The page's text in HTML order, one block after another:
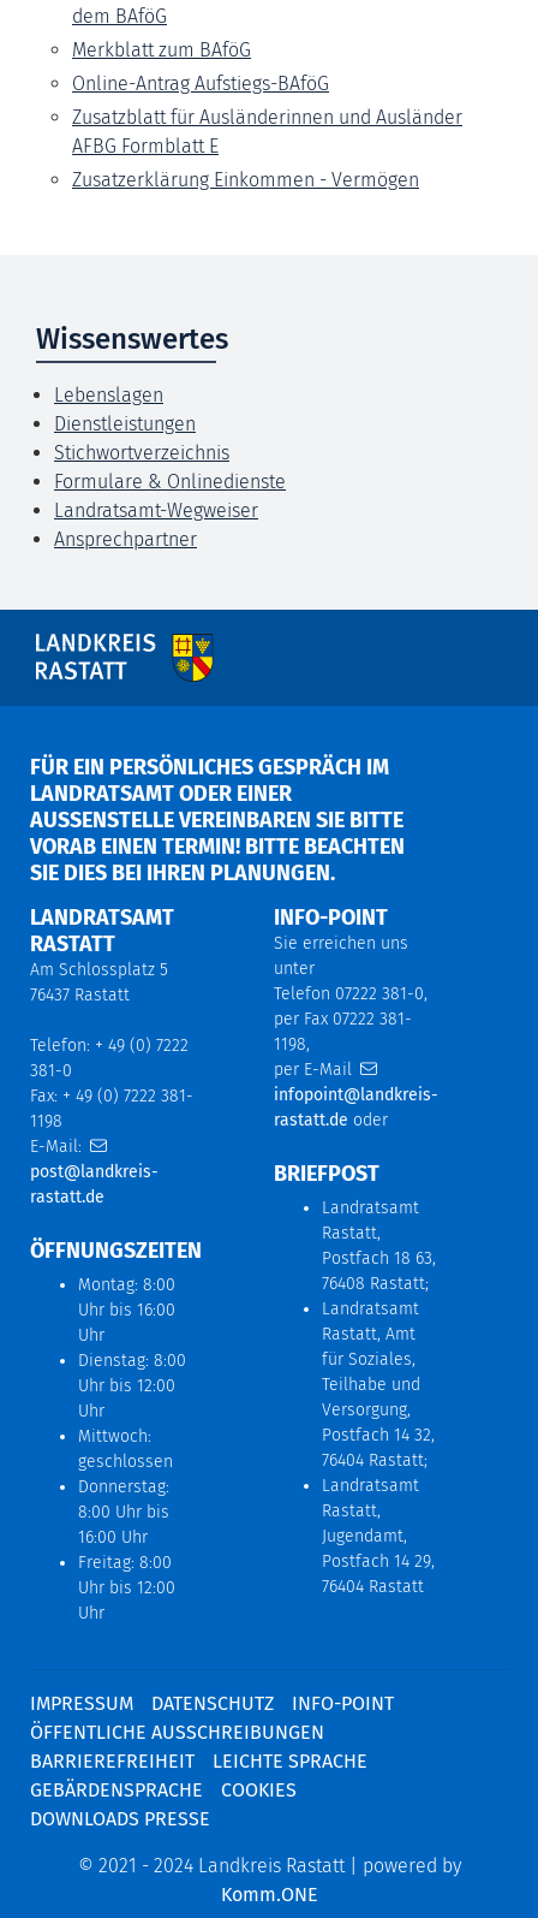
dem BAföG
Merkblatt zum BAföG
Online-Antrag Aufstiegs-BAföG
Zusatzblatt für Ausländerinnen und Ausländer
AFBG Formblatt E
Zusatzerklärung Einkommen - Vermögen
Wissenswertes
Lebenslagen
Dienstleistungen
Stichwortverzeichnis
Formulare & Onlinedienste
Landratsamt-Wegweiser
Ansprechpartner
FÜR EIN PERSÖNLICHES GESPRÄCH IM
LANDRATSAMT ODER EINER
AUSSENSTELLE VEREINBAREN SIE BITTE V
ORAB EINEN TERMIN! BITTE BEACHTEN S
IE DIES BEI IHREN PLANUNGEN.
LANDRATSAMT
RASTATT
Am Schlossplatz 5
76437 Rastatt
Telefon: + 49 (0) 7222
381-0
Fax: + 49 (0) 7222 381-
1198
E-Mail:
post@landkreis-
rastatt.de
ÖFFNUNGSZEITEN
Montag: 8:00
Uhr bis 16:00
Uhr
Dienstag: 8:00
Uhr bis 12:00
Uhr
Mittwoch:
geschlossen
Donnerstag:
8:00 Uhr bis
16:00 Uhr
Freitag: 8:00
Uhr bis 12:00
Uhr
INFO-POINT
Sie erreichen uns
unter
Telefon 07222 381-0,
per Fax 07222 381-
1198,
per E-Mail
infopoint@landkreis-
rastatt.de oder
BRIEFPOST
Landratsamt
Rastatt,
Postfach 18 63,
76408 Rastatt;
Landratsamt
Rastatt, Amt
für Soziales,
Teilhabe und
Versorgung,
Postfach 14 32,
76404 Rastatt;
Landratsamt
Rastatt,
Jugendamt,
Postfach 14 29,
76404 Rastatt
IMPRESSUM DATENSCHUTZ
INFO-POINT
ÖFFENTLICHE AUSSCHREIBUNGEN
BARRIEREFREIHEIT
LEICHTE SPRACHE
GEBÄRDENSPRACHE
COOKIES
DOWNLOADS PRESSE
© 2021 - 2024 Landkreis Rastatt | powered by
Komm.ONE